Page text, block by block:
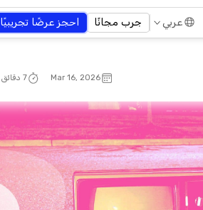
عربي جرب مجانًا احجز عرضًا تجريبيًا
Mar 16, 2026 7 دقائق.